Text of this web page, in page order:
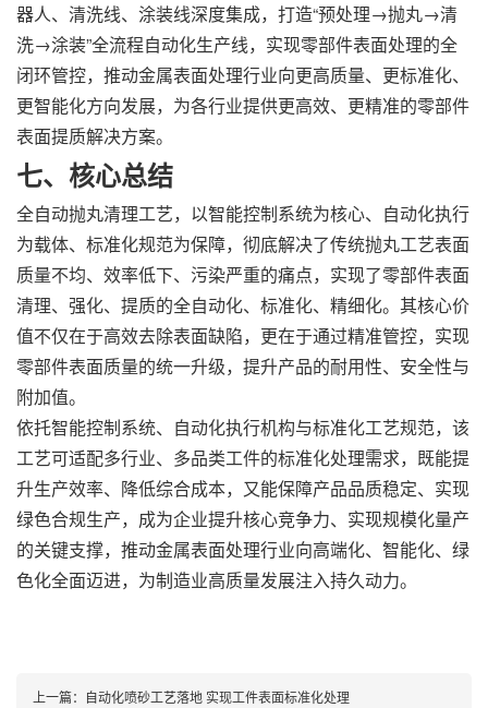
器人、清洗线、涂装线深度集成，打造“预处理→抛丸→清
洗→涂装”全流程自动化生产线，实现零部件表面处理的全
闭环管控，推动金属表面处理行业向更高质量、更标准化、
更智能化方向发展，为各行业提供更高效、更精准的零部件
表面提质解决方案。
七、核心总结
全自动抛丸清理工艺，以智能控制系统为核心、自动化执行
为载体、标准化规范为保障，彻底解决了传统抛丸工艺表面
质量不均、效率低下、污染严重的痛点，实现了零部件表面
清理、强化、提质的全自动化、标准化、精细化。其核心价
值不仅在于高效去除表面缺陷，更在于通过精准管控，实现
零部件表面质量的统一升级，提升产品的耐用性、安全性与
附加值。
依托智能控制系统、自动化执行机构与标准化工艺规范，该
工艺可适配多行业、多品类工件的标准化处理需求，既能提
升生产效率、降低综合成本，又能保障产品品质稳定、实现
绿色合规生产，成为企业提升核心竞争力、实现规模化量产
的关键支撑，推动金属表面处理行业向高端化、智能化、绿
色化全面迈进，为制造业高质量发展注入持久动力。
上一篇： 自动化喷砂工艺落地 实现工件表面标准化处理